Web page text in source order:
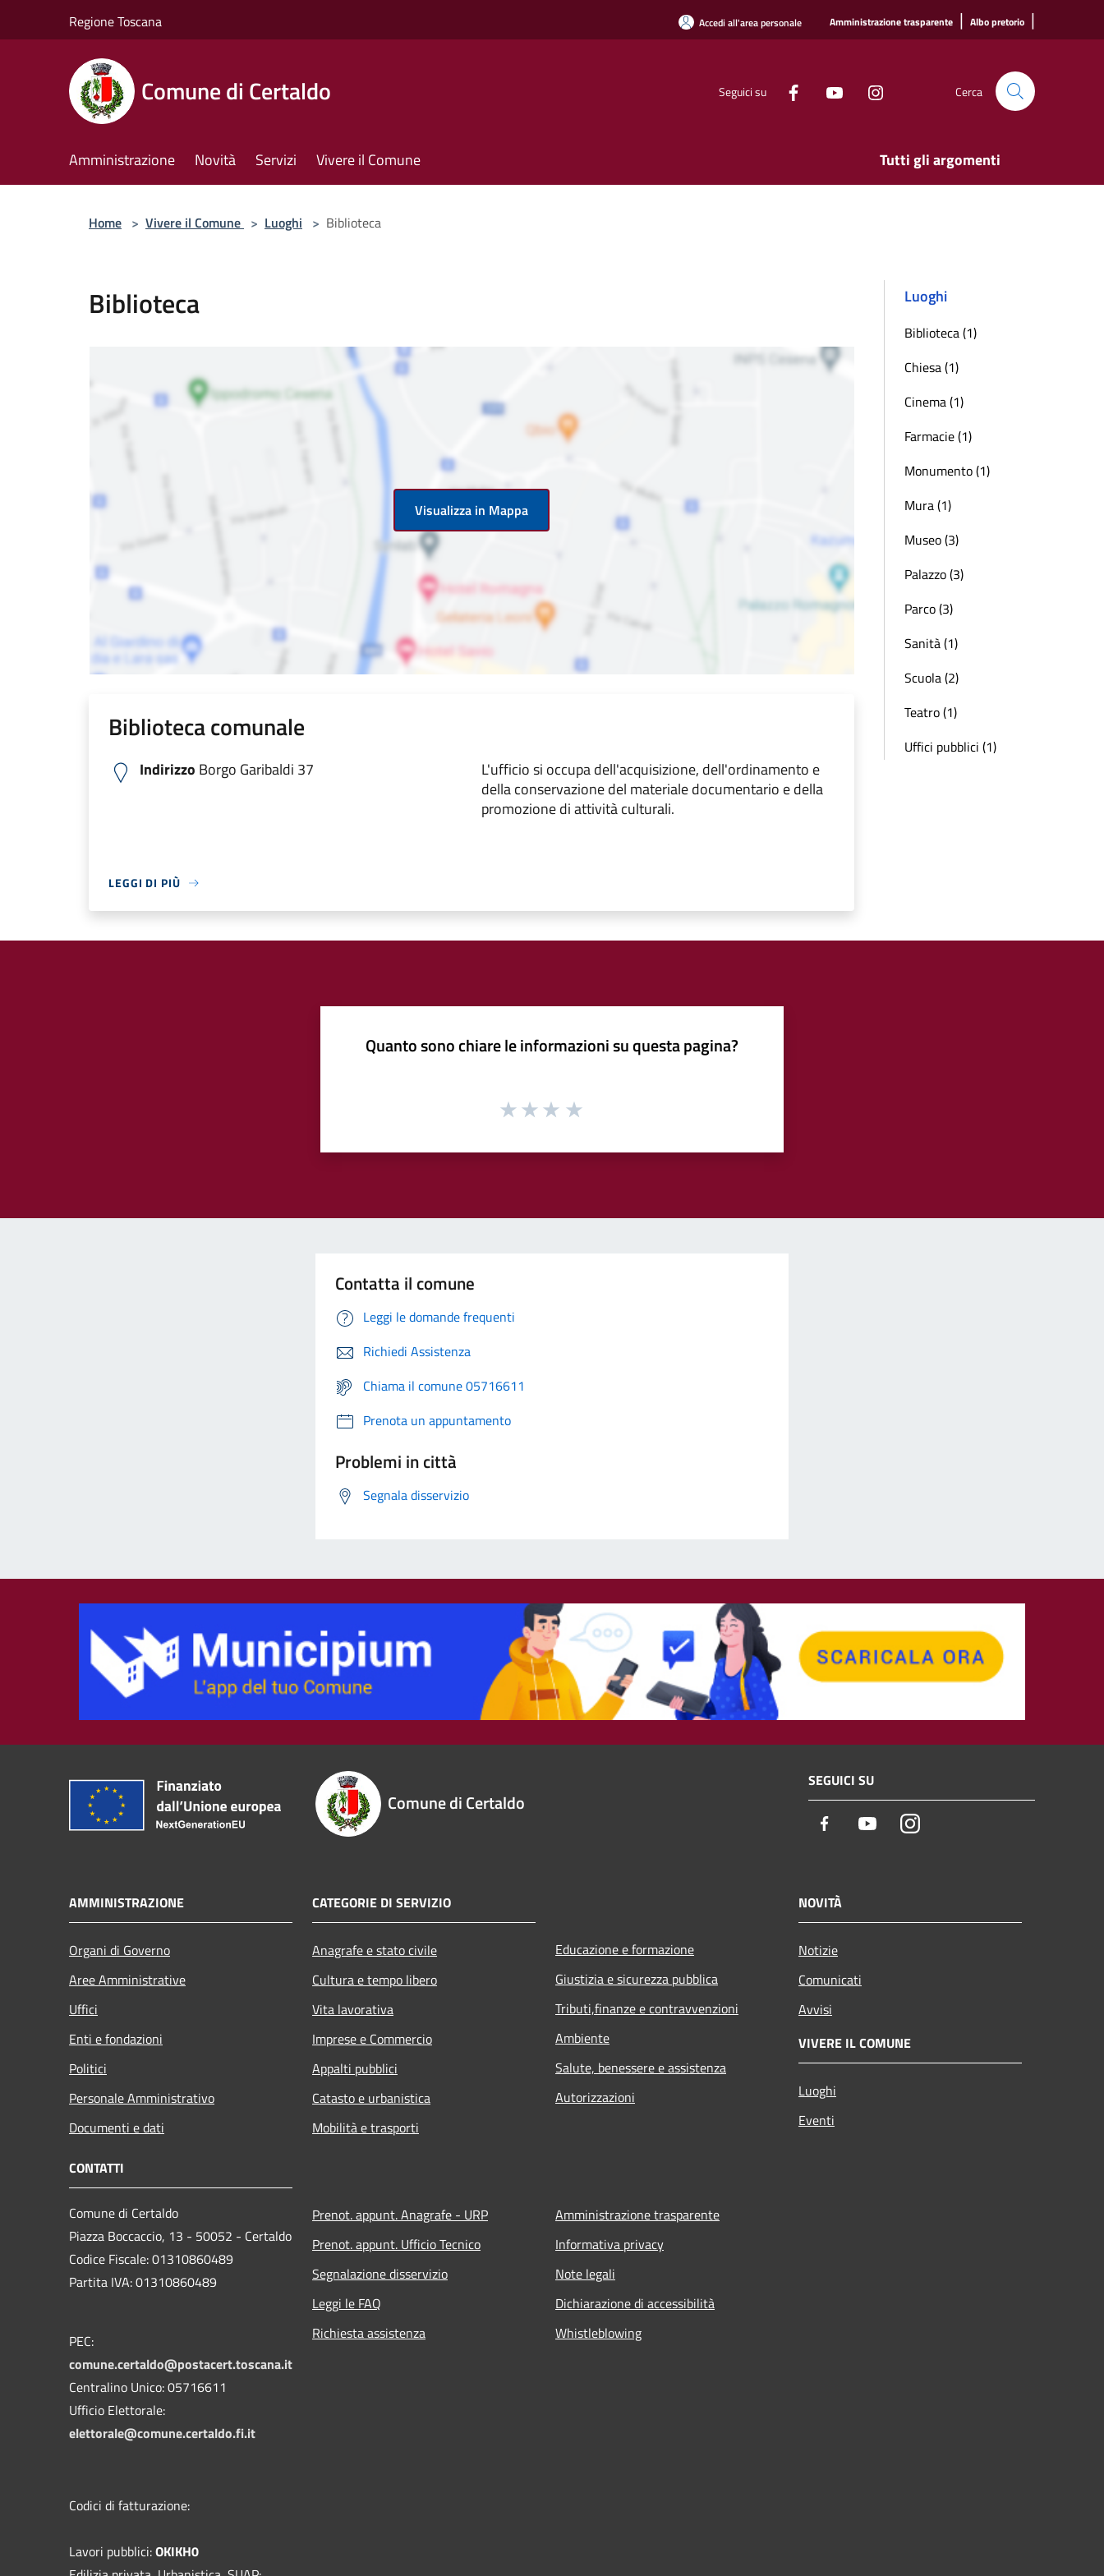
Regione Toscana Accedi all'area personale Amministrazione trasparente | Albo pretorio |
Comune di Certaldo Seguici su Cerca
Amministrazione Novità Servizi Vivere il Comune Tutti gli argomenti
Home > Vivere il Comune > Luoghi > Biblioteca
Biblioteca
Visualizza in Mappa
Biblioteca comunale
Indirizzo Borgo Garibaldi 37
L'ufficio si occupa dell'acquisizione, dell'ordinamento e
della conservazione del materiale documentario e della
promozione di attività culturali.
LEGGI DI PIÙ
Luoghi
Biblioteca (1)
Chiesa (1)
Cinema (1)
Farmacie (1)
Monumento (1)
Mura (1)
Museo (3)
Palazzo (3)
Parco (3)
Sanità (1)
Scuola (2)
Teatro (1)
Uffici pubblici (1)
Quanto sono chiare le informazioni su questa pagina?
Contatta il comune
Leggi le domande frequenti
Richiedi Assistenza
Chiama il comune 05716611
Prenota un appuntamento
Problemi in città
Segnala disservizio
Comune di Certaldo
SEGUICI SU
Facebook YoutubeInstagram
AMMINISTRAZIONE
Organi di Governo
Aree Amministrative
Uffici
Enti e fondazioni
Politici
Personale Amministrativo
Documenti e dati
CATEGORIE DI SERVIZIO
Anagrafe e stato civile
Cultura e tempo libero
Vita lavorativa
Imprese e Commercio
Appalti pubblici
Catasto e urbanistica
Mobilità e trasporti
Educazione e formazione
Giustizia e sicurezza pubblica
Tributi,finanze e contravvenzioni
Ambiente
Salute, benessere e assistenza
Autorizzazioni
NOVITÀ
Notizie
Comunicati
Avvisi
VIVERE IL COMUNE
Luoghi
Eventi
CONTATTI
Comune di Certaldo
Piazza Boccaccio, 13 - 50052 - Certaldo
Codice Fiscale: 01310860489
Partita IVA: 01310860489
PEC:
comune.certaldo@postacert.toscana.it
Centralino Unico: 05716611
Ufficio Elettorale:
elettorale@comune.certaldo.fi.it
Codici di fatturazione:
Lavori pubblici:OKIKH0
Prenot. appunt. Anagrafe - URP
Prenot. appunt. Ufficio Tecnico
Segnalazione disservizio
Leggi le FAQ
Richiesta assistenza
Amministrazione trasparente
Informativa privacy
Note legali
Dichiarazione di accessibilità
Whistleblowing